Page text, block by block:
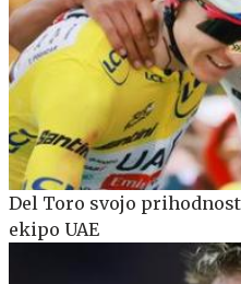
Del Toro svojo prihodnost
ekipo UAE